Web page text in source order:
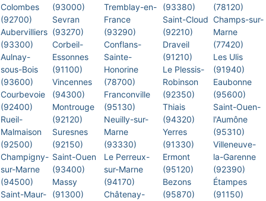
Colombes
(92700)
Aubervilliers
(93300)
Aulnay-
sous-Bois
(93600)
Courbevoie
(92400)
Rueil-
Malmaison
(92500)
Champigny-
sur-Marne
(94500)
Saint-Maur-
(93000)
Sevran
(93270)
Corbeil-
Essonnes
(91100)
Vincennes
(94300)
Montrouge
(92120)
Suresnes
(92150)
Saint-Ouen
(93400)
Massy
(91300)
Tremblay-en-
France
(93290)
Conflans-
Sainte-
Honorine
(78700)
Franconville
(95130)
Neuilly-sur-
Marne
(93330)
Le Perreux-
sur-Marne
(94170)
Châtenay-
(93380)
Saint-Cloud
(92210)
Draveil
(91210)
Le Plessis-
Robinson
(92350)
Thiais
(94320)
Yerres
(91330)
Ermont
(95120)
Bezons
(95870)
(78120)
Champs-sur-
Marne
(77420)
Les Ulis
(91940)
Eaubonne
(95600)
Saint-Ouen-
l'Aumône
(95310)
Villeneuve-
la-Garenne
(92390)
Étampes
(91150)